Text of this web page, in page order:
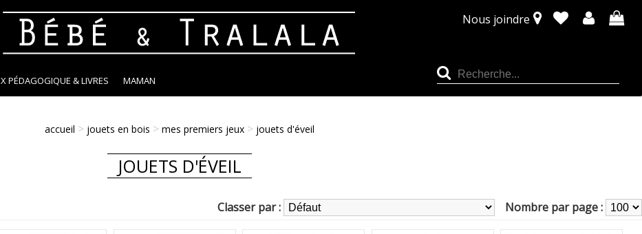
Nous joindre
PÉDAGOGIQUE & LIVRES MAMAN
accueil > jouets en bois > mes premiers jeux > jouets d'éveil
JOUETS D'ÉVEIL
Nombre par page :
Classer par :